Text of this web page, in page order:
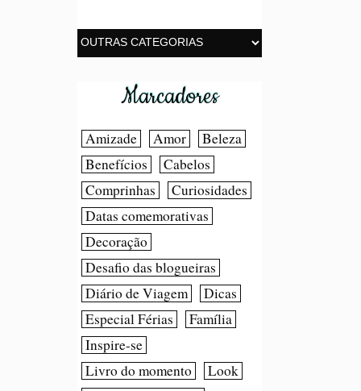
Marcadores
Amizade Amor
Beleza
Benefícios
Cabelos
Comprinhas
Curiosidades
Datas comemorativas
Decoração
Desafio das blogueiras
Diário de Viagem
Dicas
Especial Férias
Família
Inspire-se
Livro do momento
Look